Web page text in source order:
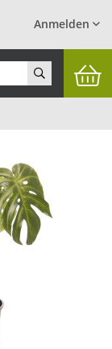
Anmelden